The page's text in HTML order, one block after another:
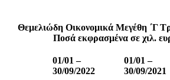
Θεμελιώδη Οικονομικά Μεγέθη ΄Γ
Ποσά εκφρασμένα σε χιλ.
01/01 –
30/09/2022
01/01 –
30/09/2021